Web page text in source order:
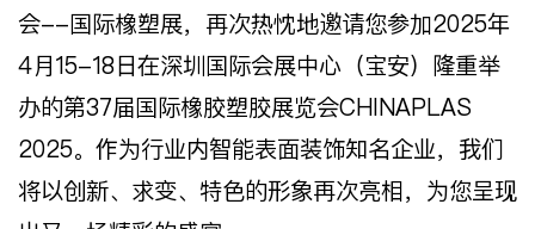
会--国际橡塑展，再次热忱地邀请您参加2025年
4月15-18日在深圳国际会展中心（宝安）隆重举
办的第37届国际橡胶塑胶展览会CHINAPLAS
2025。作为行业内智能表面装饰知名企业，我们
将以创新、求变、特色的形象再次亮相，为您呈现